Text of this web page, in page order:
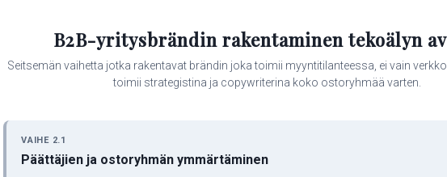
B2B-yritysbrändin rakentaminen tekoälyn
Seitsemän vaihetta jotka rakentavat brändin joka toimii myyntitilanteessa, ei vain
toimii strategistina ja copywriterina koko ostoryhmää varten.
VAIHE 2.1
Päättäjien ja ostoryhmän ymmärtäminen